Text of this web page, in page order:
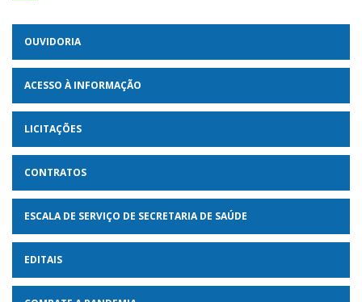
OUVIDORIA
ACESSO À INFORMAÇÃO
LICITAÇÕES
CONTRATOS
ESCALA DE SERVIÇO DE SECRETARIA DE SAÚDE
EDITAIS